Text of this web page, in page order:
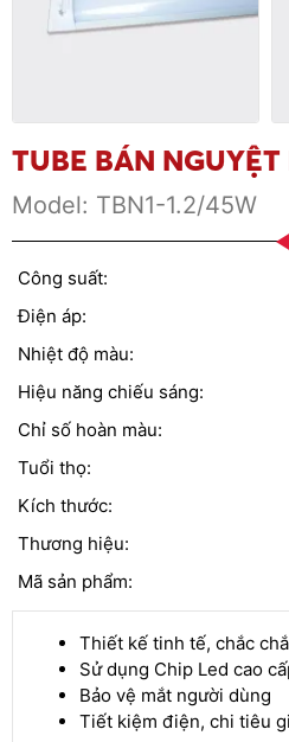
TUBE BÁN
Model: TBN1-1.2/45W
Công suất:
Điện áp:
Nhiệt độ màu:
Hiệu năng chiếu sáng:
Chỉ số hoàn màu:
Tuổi thọ:
Kích thước:
Thương hiệu:
Mã sản phẩm:
Thiết kế tinh tế, chắc
Sử dụng Chip Led cao
Bảo vệ mắt người dùng
Tiết kiệm điện, chi tiêu